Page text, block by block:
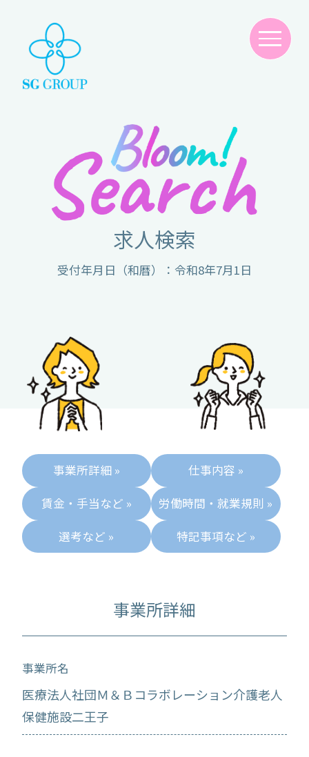
求人検索
事業所詳細 »
仕事内容 »
賃金・手当など »
労働時間・就業規則 »
選考など »
特記事項など »
受付年月日（和暦）：令和8年7月1日
事業所詳細
事業所名
医療法人社団Ｍ＆Ｂコラボレーション介護老人
保健施設二王子